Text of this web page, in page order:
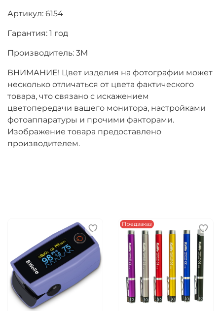
Артикул: 6154
Гарантия: 1 год
Производитель: 3M
ВНИМАНИЕ! Цвет изделия на фотографии может
несколько отличаться от цвета фактического
товара, что связано с искажением
цветопередачи вашего монитора, настройками
фотоаппаратуры и прочими факторами.
Изображение товара предоставлено
производителем.
Предзаказ